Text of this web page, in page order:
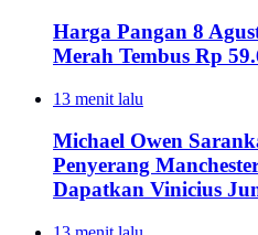
Harga Pangan 8
Merah Tembus Rp
13 menit lalu
Michael Owen
Penyerang
Dapatkan Vinicius